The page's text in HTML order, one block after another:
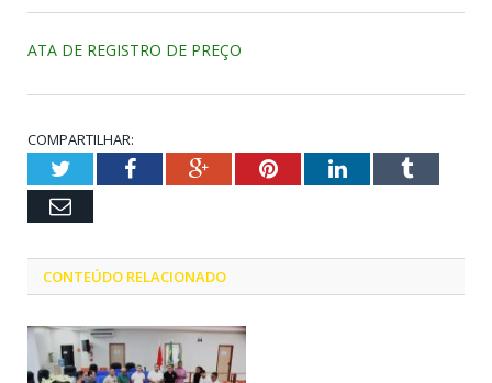
ATA DE REGISTRO DE PREÇO
COMPARTILHAR:
TwitterFacebookGoogle+PinterestLinkedInTumblr
Email
CONTEÚDO RELACIONADO